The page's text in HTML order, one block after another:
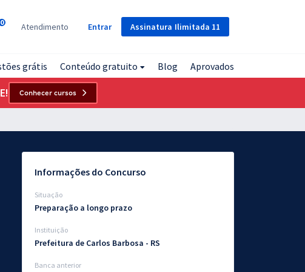
Assinatura Ilimitada 11
0 Atendimento Entrar
grátis Conteúdo gratuito Blog Aprovados
Conhecer cursos
Informações do Concurso
Situação
Preparação a longo prazo
Instituição
Prefeitura de Carlos Barbosa - RS
Banca anterior